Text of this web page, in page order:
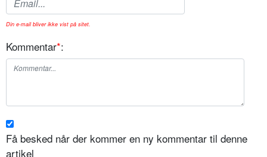
Din e-mail bliver ikke vist på sitet.
Kommentar*:
Få besked når der kommer en ny kommentar til denne
artikel